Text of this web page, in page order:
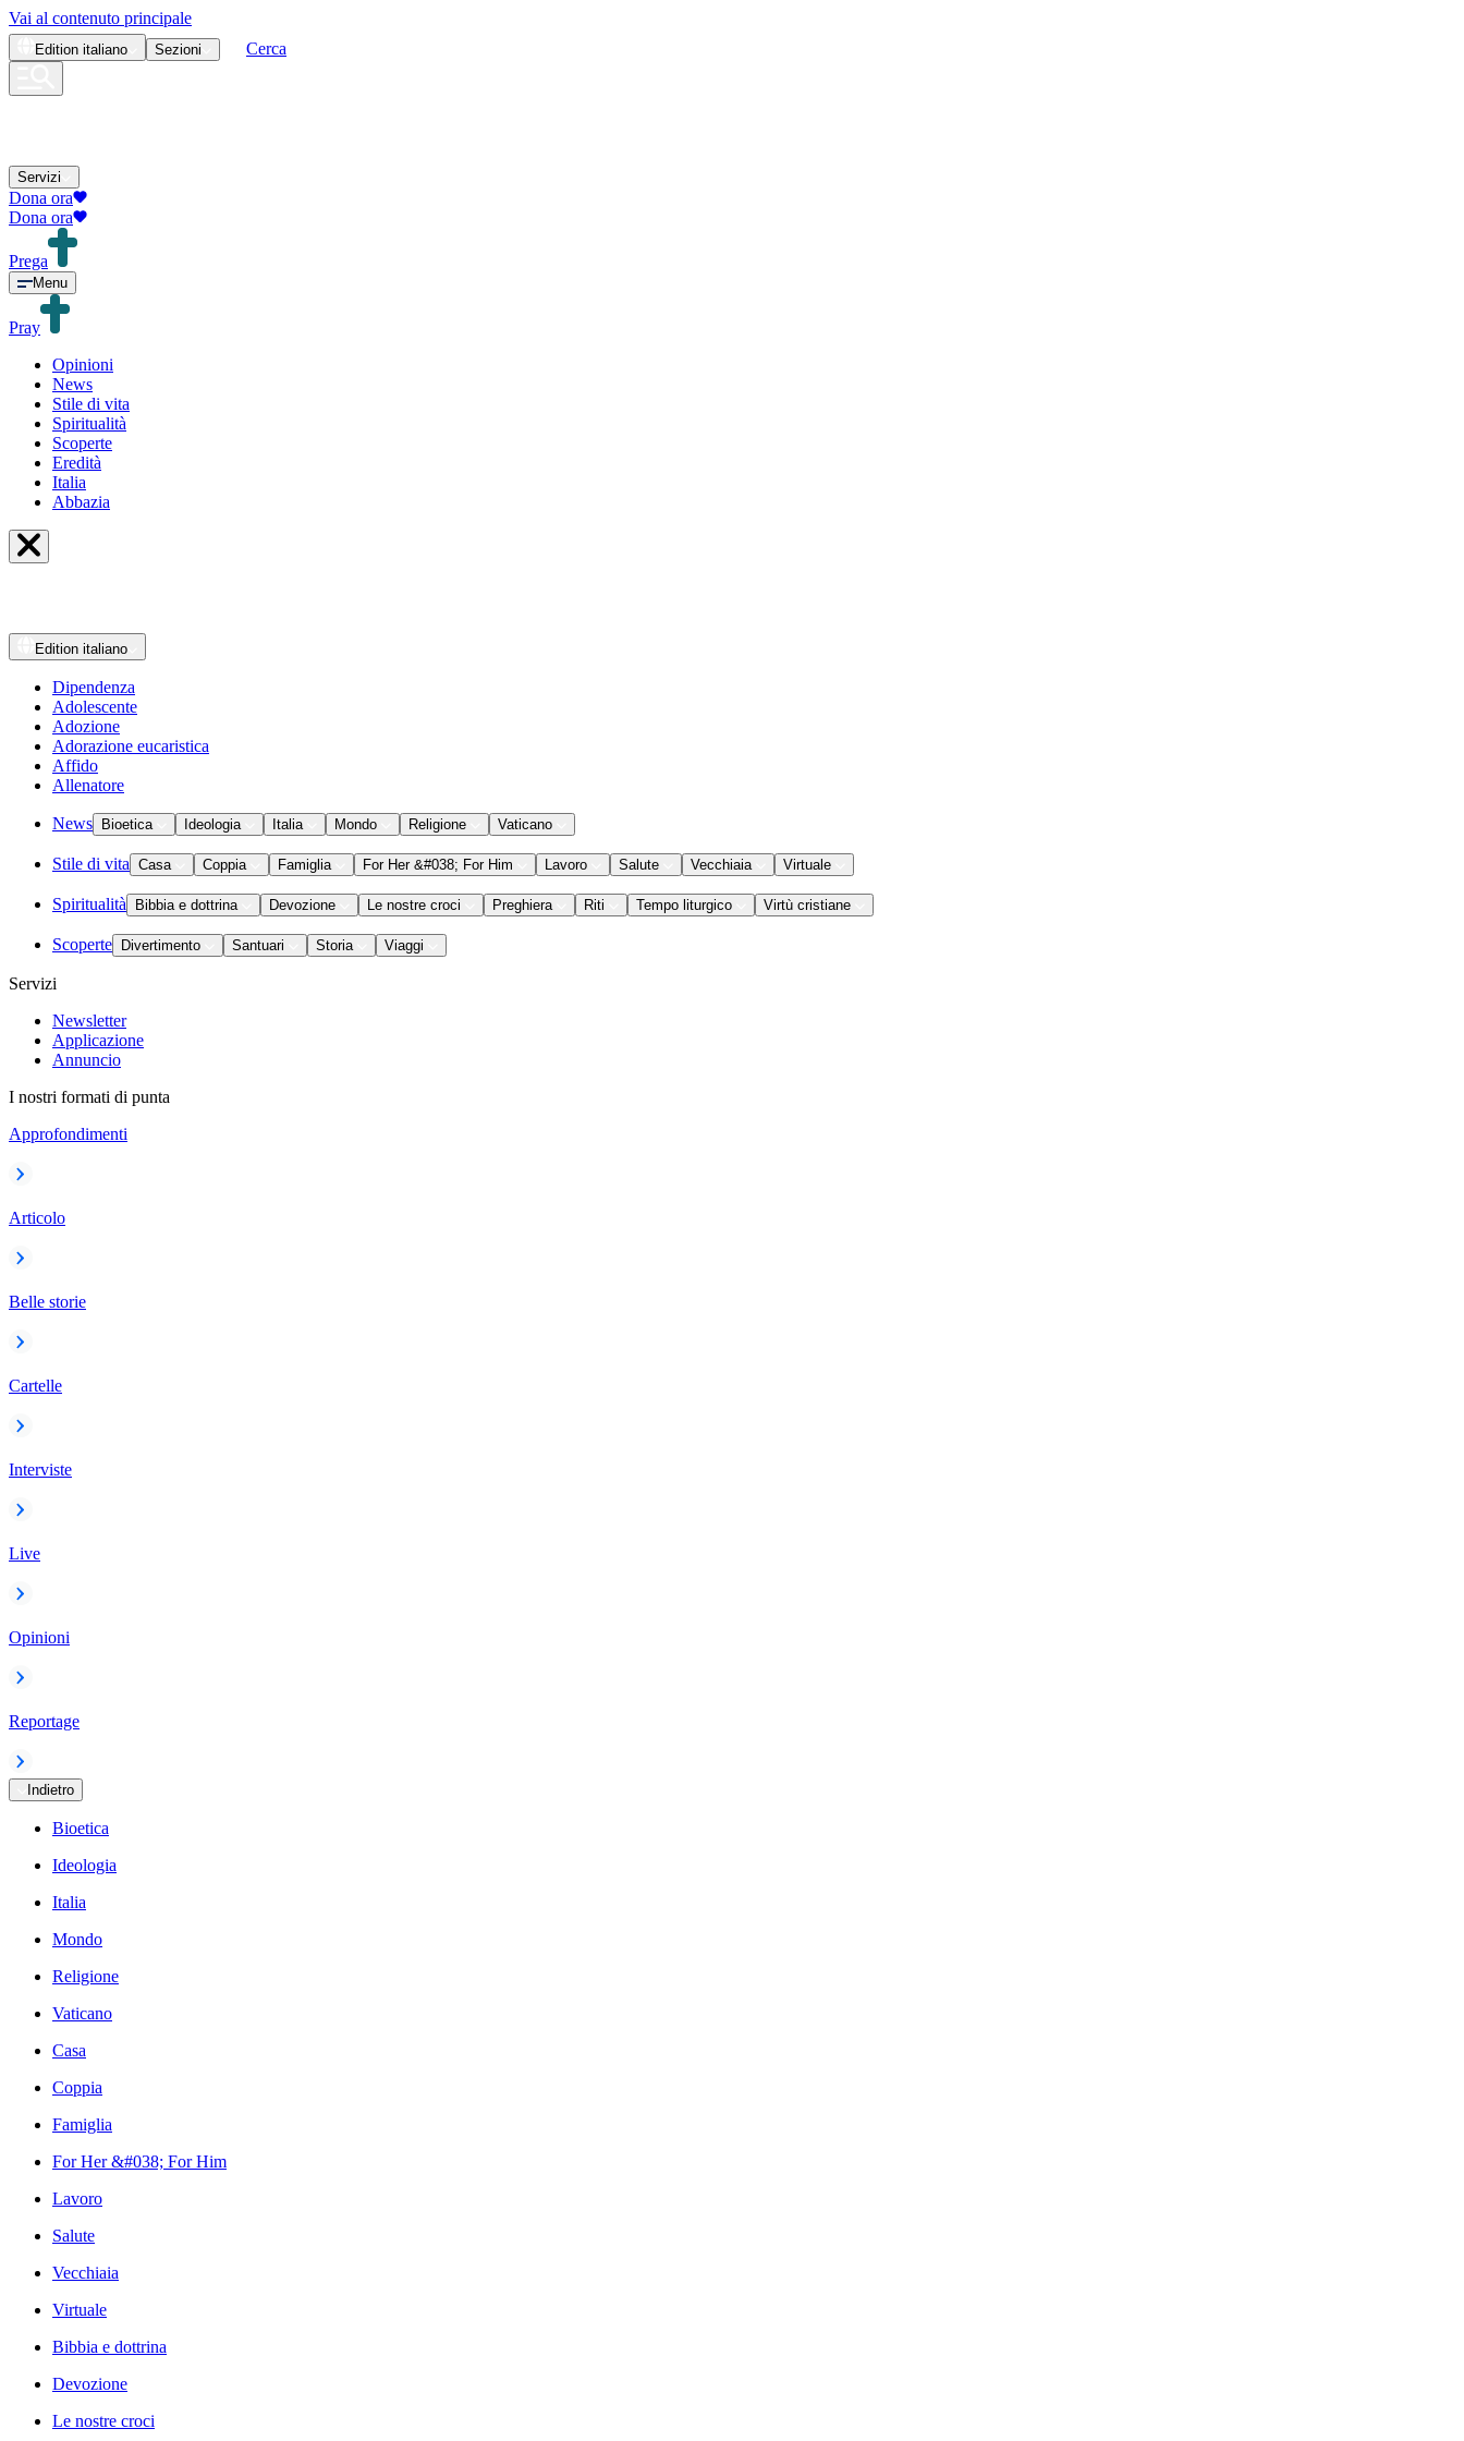
Vai al contenuto principale
Edition italiano Sezioni Cerca
Servizi
Dona ora
Dona ora
Prega
Menu
Pray
Opinioni
News
Stile di vita
Spiritualità
Scoperte
Eredità
Italia
Abbazia
Edition italiano
Dipendenza
Adolescente
Adozione
Adorazione eucaristica
Affido
Allenatore
News Bioetica Ideologia Italia Mondo Religione Vaticano
Stile di vita Casa Coppia Famiglia For Her &#038; For Him Lavoro Salute Vecchiaia Virtuale
Spiritualità Bibbia e dottrina Devozione Le nostre croci Preghiera Riti Tempo liturgico Virtù cristiane
Scoperte Divertimento Santuari Storia Viaggi
Servizi
Newsletter
Applicazione
Annuncio
I nostri formati di punta
Approfondimenti
Articolo
Belle storie
Cartelle
Interviste
Live
Opinioni
Reportage
Indietro
Bioetica
Ideologia
Italia
Mondo
Religione
Vaticano
Casa
Coppia
Famiglia
For Her &#038; For Him
Lavoro
Salute
Vecchiaia
Virtuale
Bibbia e dottrina
Devozione
Le nostre croci